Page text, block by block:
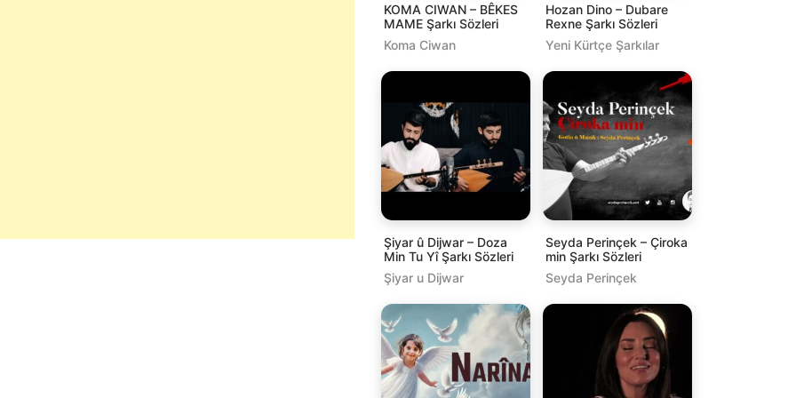
KOMA CIWAN – BÊKES
MAME Şarkı Sözleri
Koma Ciwan
Hozan Dino – Dubare
Rexne Şarkı Sözleri
Yeni Kürtçe Şarkılar
Şiyar û Dijwar – Doza
Min Tu Yî Şarkı Sözleri
Şiyar u Dijwar
Seyda Perinçek – Çiroka
min Şarkı Sözleri
Seyda Perinçek